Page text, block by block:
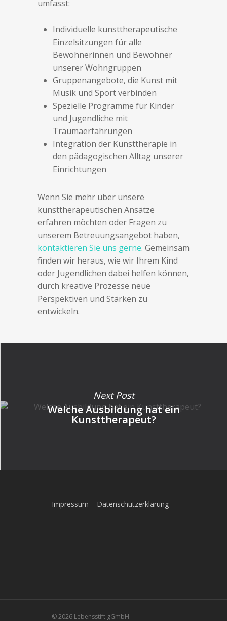
umfasst:
Individuelle kunsttherapeutische
Einzelsitzungen für alle
Bewohnerinnen und Bewohner
unserer Wohngruppen
Gruppenangebote, die Kunst mit
Musik und Sport verbinden
Spezielle Programme für Kinder
und Jugendliche mit
Traumaerfahrungen
Integration der Kunsttherapie in
den pädagogischen Alltag unserer
Einrichtungen
Wenn Sie mehr über unsere
kunsttherapeutischen Ansätze
erfahren möchten oder Fragen zu
unserem Betreuungsangebot haben,
kontaktieren Sie uns gerne. Gemeinsam
finden wir heraus, wie wir Ihrem Kind
oder Jugendlichen dabei helfen können,
durch kreative Prozesse neue
Perspektiven und Stärken zu
entwickeln.
Next Post
Welche Ausbildung hat ein
Kunsttherapeut?
Impressum Datenschutzerklärung
© 2026 Lebensstift gGmbH.